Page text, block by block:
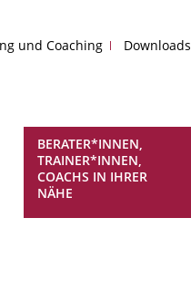
und Coaching Downloads
BERATER*INNEN,
TRAINER*INNEN,
COACHS IN IHRER
NÄHE